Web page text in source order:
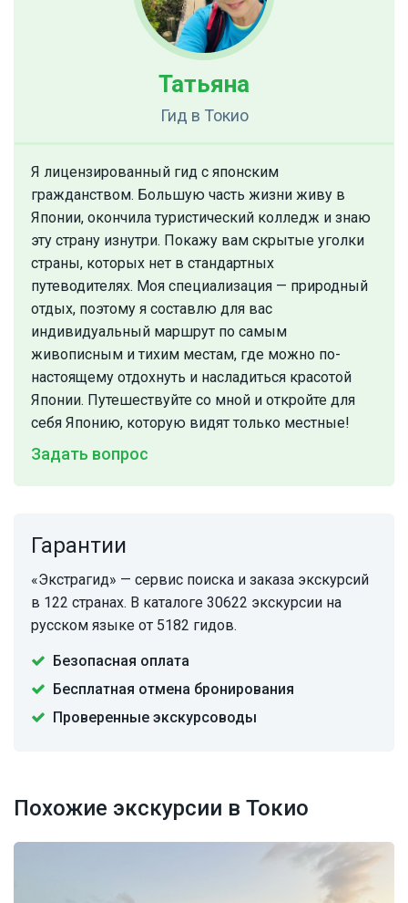
Татьяна
Гид в Токио
Я лицензированный гид с японским
гражданством. Большую часть жизни живу в
Японии, окончила туристический колледж и знаю
эту страну изнутри. Покажу вам скрытые уголки
страны, которых нет в стандартных
путеводителях. Моя специализация — природный
отдых, поэтому я составлю для вас
индивидуальный маршрут по самым
живописным и тихим местам, где можно по-
настоящему отдохнуть и насладиться красотой
Японии. Путешествуйте со мной и откройте для
себя Японию, которую видят только местные!
Задать вопрос
Гарантии
«Экстрагид» — сервис поиска и заказа экскурсий
в 122 странах. В каталоге 30622 экскурсии на
русском языке от 5182 гидов.
Безопасная оплата
Бесплатная отмена бронирования
Проверенные экскурсоводы
Похожие экскурсии в Токио